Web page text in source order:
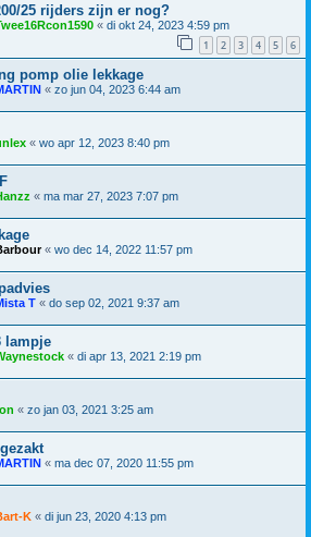
25 rijders zijn er nog?
« di okt 24, 2023 4:59 pm
1 2 3 4 5 6
pomp olie lekkage
« zo jun 04, 2023 6:44 am
« wo apr 12, 2023 8:40 pm
« ma mar 27, 2023 7:07 pm
« wo dec 14, 2022 11:57 pm
T « do sep 02, 2021 9:37 am
lampje
« di apr 13, 2021 2:19 pm
« zo jan 03, 2021 3:25 am
« ma dec 07, 2020 11:55 pm
K « di jun 23, 2020 4:13 pm